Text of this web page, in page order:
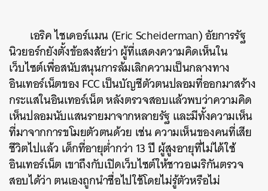
เอริค ไชเดอร์แมน (Eric Scheiderman) อัยการรัฐ
นิวยอร์กยังตั้งข้อสงสัยว่า ผู้ที่แสดงความคิดเห็นใน
เว็บไซต์เพื่อสนับสนุนการล้มเลิกความเป็นกลางทาง
อินเทอร์เน็ตของ FCC เป็นบัญชีตัวตนปลอมที่ออกมาสร้าง
กระแสในอินเทอร์เน็ต หลังตรวจสอบแล้วพบว่าความคิด
เห็นปลอมนับแสนรายมาจากหลายรัฐ และมีทั้งความเห็น
ที่มาจากการขโมยตัวตนด้วย เช่น ความเห็นของคนที่เสีย
ชีวิตไปแล้ว เด็กที่อายุต่ำกว่า 13 ปี ผู้สูงอายุที่ไม่ได้ใช้
อินเทอร์เน็ต เขาถึงกับเปิดเว็บไซต์ให้ชาวอเมริกันตรวจ
สอบได้ว่า ตนเองถูกนำชื่อไปใช้โดยไม่รู้ตัวหรือไม่
ค้นหา
SHARE TWEET LINE EMAIL